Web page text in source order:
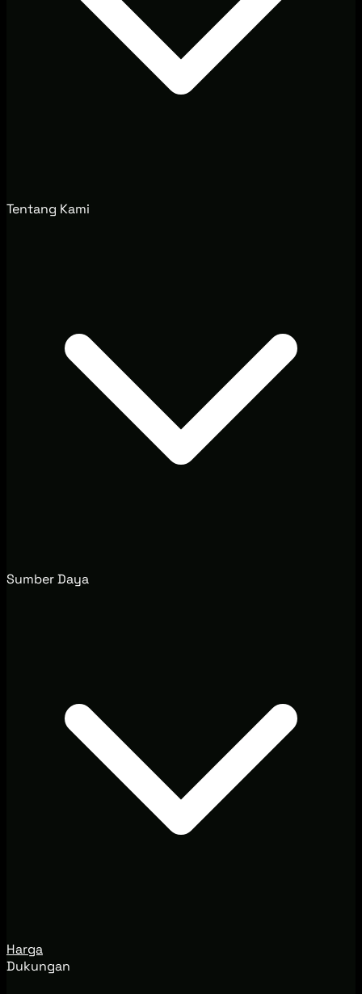
Tentang Kami
Sumber Daya
Harga
Dukungan